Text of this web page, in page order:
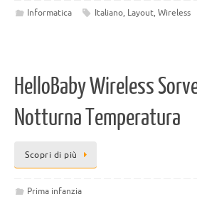
Informatica Italiano, Layout,Wireless
HelloBaby Wireless
Notturna Temperatura
Scopri di più
Prima infanzia